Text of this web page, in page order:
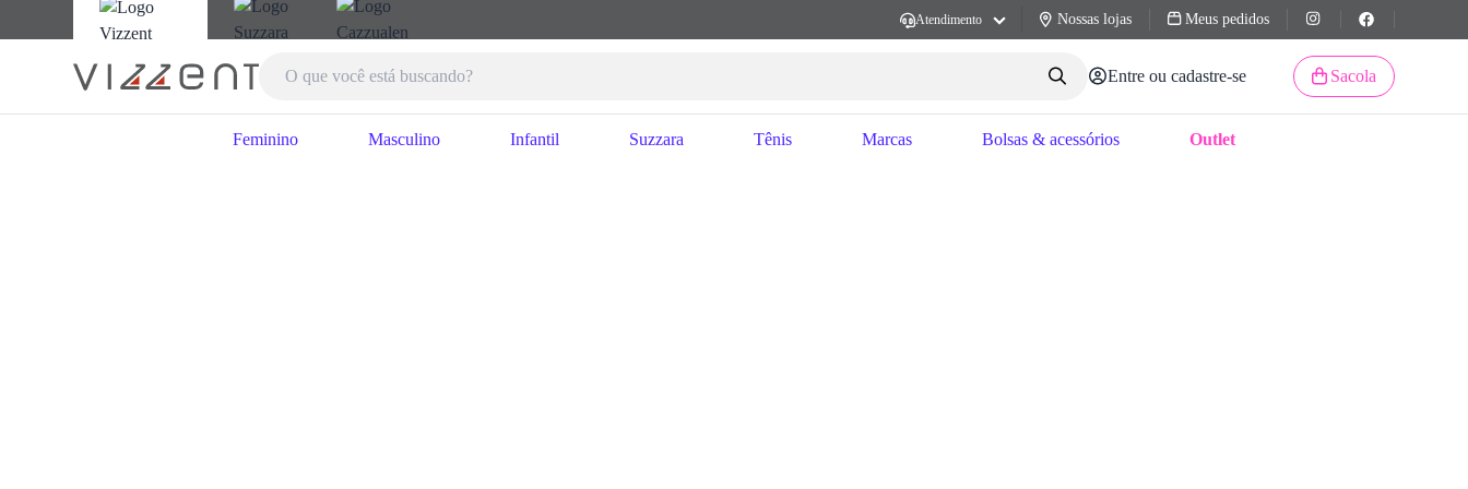
Atendimento Nossas lojas Meus pedidos
Entre ou cadastre-se Sacola
Feminino Masculino Infantil Suzzara Tênis Marcas Bolsas & acessórios Outlet